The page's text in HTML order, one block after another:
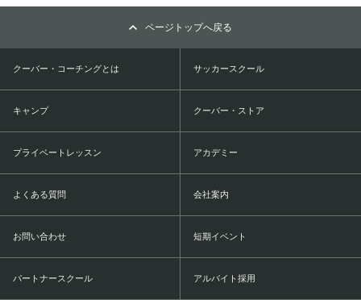
ページトップへ戻る
クーバー・コーチングとは サッカースクール
キャンプ クーバー・ストア
プライベートレッスン アカデミー
よくある質問 会社案内
お問い合わせ 短期イベント
パートナースクール アルバイト採用